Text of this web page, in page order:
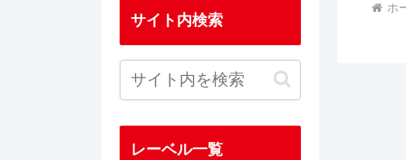
ホ
サイト内検索
レーベル一覧